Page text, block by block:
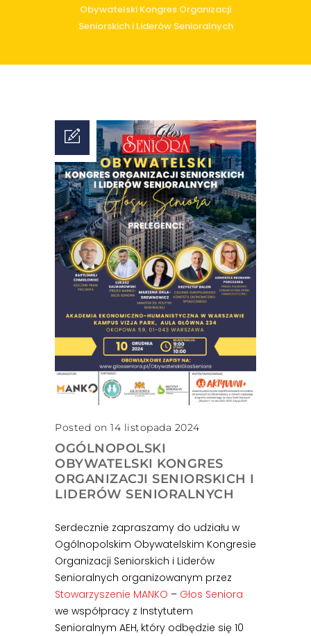
Obywatelski Kongres Organizacji
Seniorskich i Liderów Senioralnych
Posted on 14 listopada 2024
OGÓLNOPOLSKI
OBYWATELSKI KONGRES
ORGANIZACJI SENIORSKICH I
LIDERÓW SENIORALNYCH
Serdecznie zapraszamy do udziału w
Ogólnopolskim Obywatelskim Kongresie
Organizacji Seniorskich i Liderów
Senioralnych organizowanym przez
Stowarzyszenie MANKO – Głos Seniora
we współpracy z Instytutem
Senioralnym AEH, który odbędzie się 10